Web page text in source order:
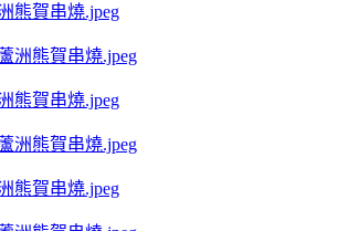
熊賀串燒.jpeg
熊賀串燒.jpeg
熊賀串燒.jpeg